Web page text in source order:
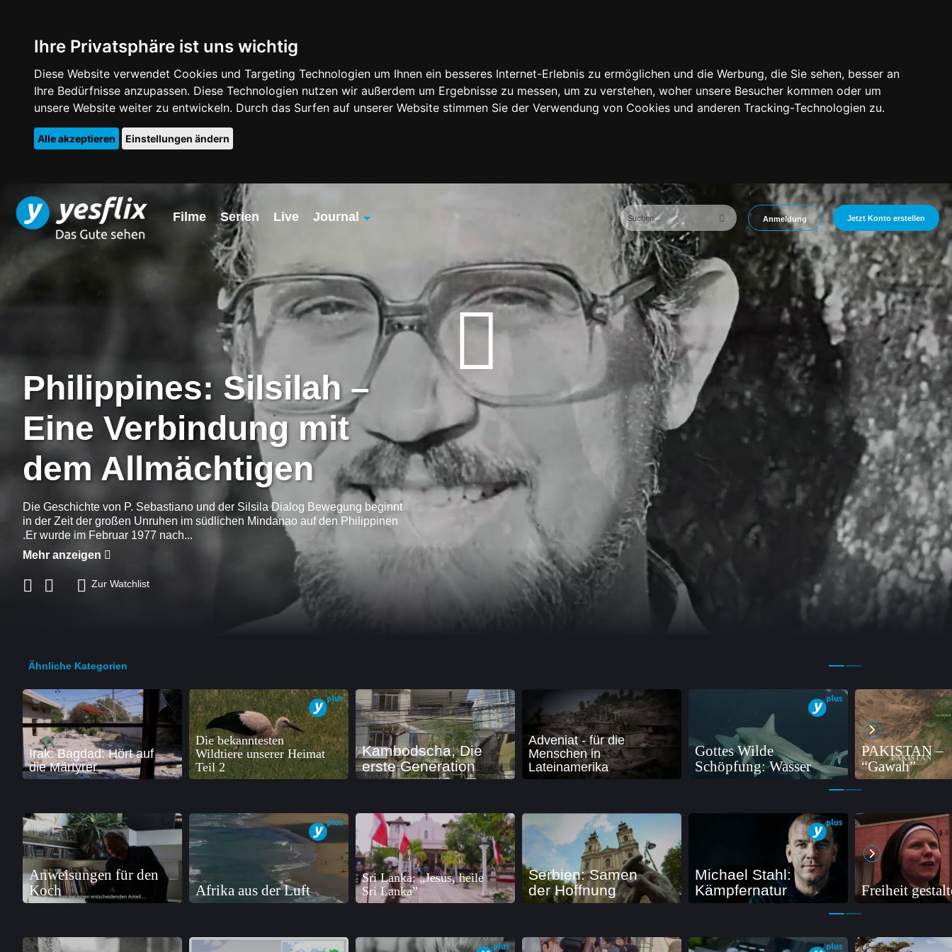
Ihre Privatsphäre ist uns wichtig
Diese Website verwendet Cookies und Targeting Technologien um Ihnen ein besseres Internet-Erlebnis zu ermöglichen und die Werbung, die Sie sehen, besser an
Ihre Bedürfnisse anzupassen. Diese Technologien nutzen wir außerdem um Ergebnisse zu messen, um zu verstehen, woher unsere Besucher kommen oder um
unsere Website weiter zu entwickeln. Durch das Surfen auf unserer Website stimmen Sie der Verwendung von Cookies und anderen Tracking-Technologien zu.
Alle akzeptieren Einstellungen ändern
Filme Serien Live
Journal
Anmeldung Jetzt Konto erstellen
Philippines: Silsilah –
Eine Verbindung mit
dem Allmächtigen
Die Geschichte von P. Sebastiano und der Silsila Dialog Bewegung beginnt
in der Zeit der großen Unruhen im südlichen Mindanao auf den Philippinen
.Er wurde im Februar 1977 nach...
Mehr anzeigen
Zur Watchlist
Ähnliche Kategorien
Irak: Bagdad: Hört auf
die Märtyrer
Die bekanntesten
Wildtiere unserer Heimat
Teil 2
Kambodscha, Die
erste Generation
Adveniat - für die
Menschen in
Lateinamerika
Gottes Wilde
Schöpfung: Wasser
PAKISTAN –
“Gawah”
Anweisungen für den
Koch
Afrika aus der Luft
Sri Lanka: „Jesus, heile
Sri Lanka”
Serbien: Samen
der Hoffnung
Michael Stahl:
Kämpfernatur
Freiheit